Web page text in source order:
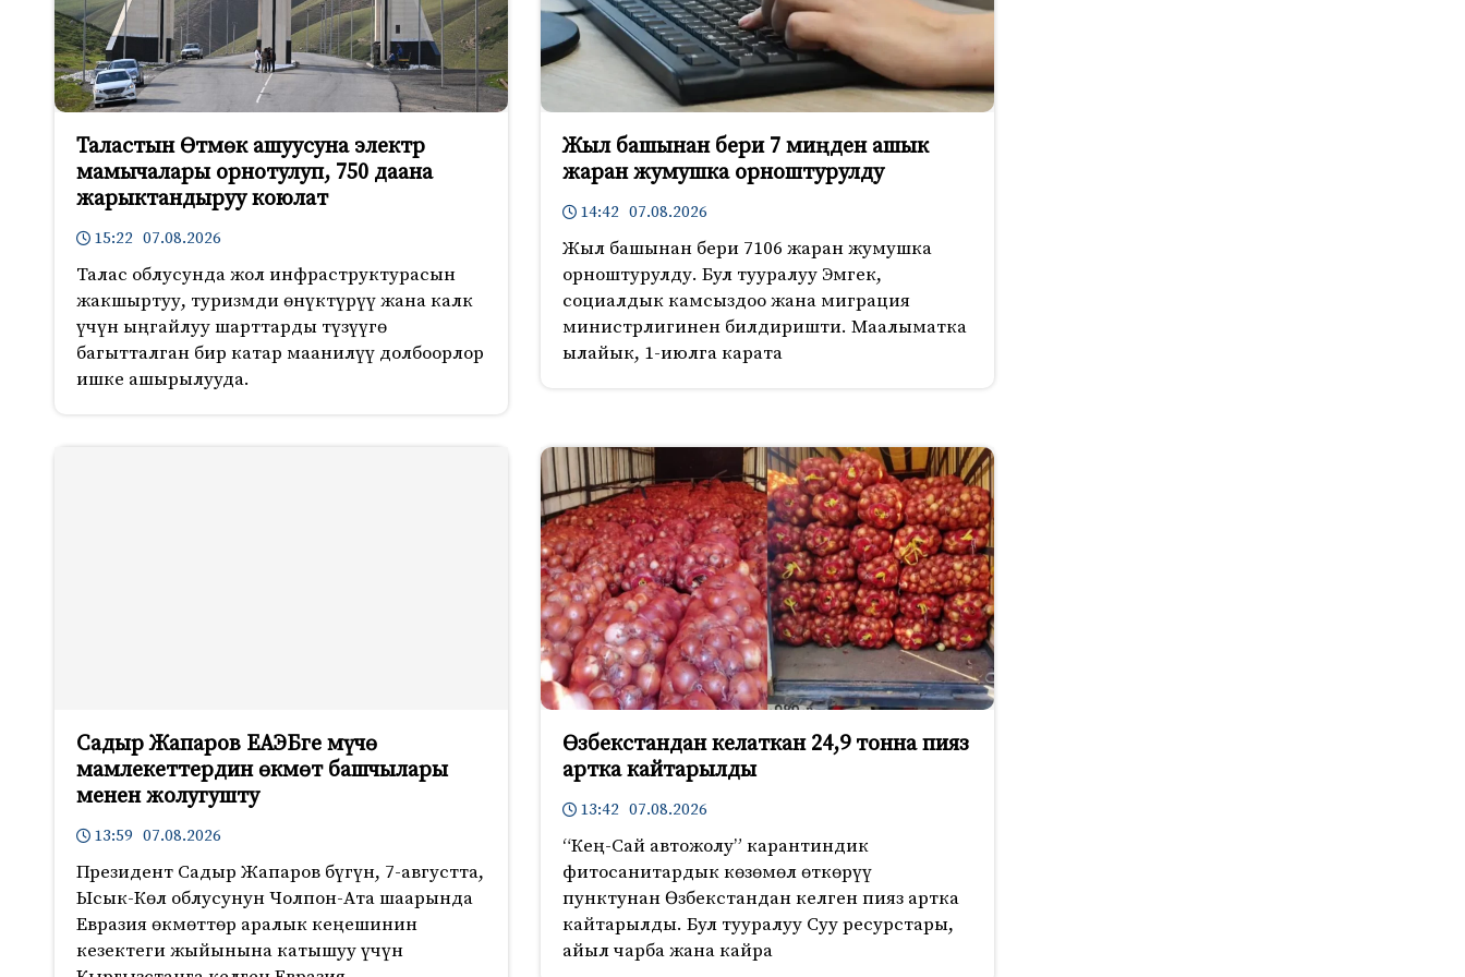
Таластын Өтмөк ашуусуна электр
мамычалары орнотулуп, 750 даана
жарыктандыруу коюлат
15:22 07.08.2026
Талас облусунда жол инфраструктурасын
жакшыртуу, туризмди өнүктүрүү жана калк
үчүн ыңгайлуу шарттарды түзүүгө
багытталган бир катар маанилүү долбоорлор
ишке ашырылууда.
Жыл башынан бери 7 миңден ашык
жаран жумушка орноштурулду
14:42 07.08.2026
Жыл башынан бери 7106 жаран жумушка
орноштурулду. Бул тууралуу Эмгек,
социалдык камсыздоо жана миграция
министрлигинен билдиришти. Маалыматка
ылайык, 1-июлга карата
Садыр Жапаров ЕАЭБге мүчө
мамлекеттердин өкмөт башчылары
менен жолугушту
13:59 07.08.2026
Президент Садыр Жапаров бүгүн, 7-августта,
Ысык-Көл облусунун Чолпон-Ата шаарында
Евразия өкмөттөр аралык кеңешинин
кезектеги жыйынына катышуу үчүн
Өзбекстандан келаткан 24,9 тонна пияз
артка кайтарылды
13:42 07.08.2026
“Кең-Сай автожолу” карантиндик
фитосанитардык көзөмөл өткөрүү
пунктунан Өзбекстандан келген пияз артка
кайтарылды. Бул тууралуу Суу ресурстары,
айыл чарба жана кайра